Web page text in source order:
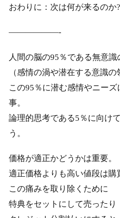
おわりに：次は何が来るのか?
——————-
人間の脳の95％である無意識
（感情の渦や潜在する意識の
この95％に潜む感情やニー
事。
論理的思考である5％に向け
う。
価格が適正かどうかは重要。
適正価格よりも高い値段は購
この痛みを取り除くために
特典をセットにして売ったり